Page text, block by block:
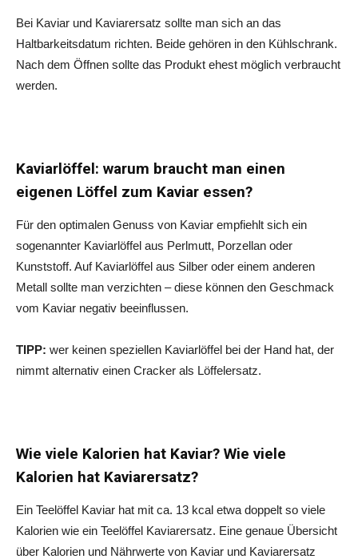
Bei Kaviar und Kaviarersatz sollte man sich an das
Haltbarkeitsdatum richten. Beide gehören in den Kühlschrank.
Nach dem Öffnen sollte das Produkt ehest möglich verbraucht
werden.
Kaviarlöffel: warum braucht man einen
eigenen Löffel zum Kaviar essen?
Für den optimalen Genuss von Kaviar empfiehlt sich ein
sogenannter Kaviarlöffel aus Perlmutt, Porzellan oder
Kunststoff. Auf Kaviarlöffel aus Silber oder einem anderen
Metall sollte man verzichten – diese können den Geschmack
vom Kaviar negativ beeinflussen.
TIPP: wer keinen speziellen Kaviarlöffel bei der Hand hat, der
nimmt alternativ einen Cracker als Löffelersatz.
Wie viele Kalorien hat Kaviar? Wie viele
Kalorien hat Kaviarersatz?
Ein Teelöffel Kaviar hat mit ca. 13 kcal etwa doppelt so viele
Kalorien wie ein Teelöffel Kaviarersatz. Eine genaue Übersicht
über Kalorien und Nährwerte von Kaviar und Kaviarersatz